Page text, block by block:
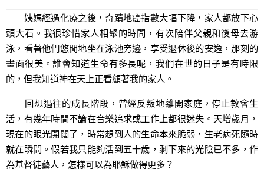
姨媽經過化療之後，奇蹟地癌指數大幅下降，家人都放下心
頭大石。我很珍惜家人相聚的時間，有次陪伴父親和後母去游
泳，看著他們悠閒地坐在泳池旁邊，享受退休後的安逸，那刻的
畫面很美。誰會知道生命有多長呢，我們在世的日子是有時限
的，但我知道神在天上正看顧著我的家人。
回想過往的成長階段，曾經反叛地離開家庭，停止教會生
活，有幾年時間不論在音樂追求或工作上都很迷失。天增歲月，
現在的眼光開闊了，時常想到人的生命本來脆弱，生老病死隨時
就在瞬間。假若我只能夠活到五十歲，剩下來的光陰已不多，作
為基督徒藝人，怎樣可以為耶穌做得更多？